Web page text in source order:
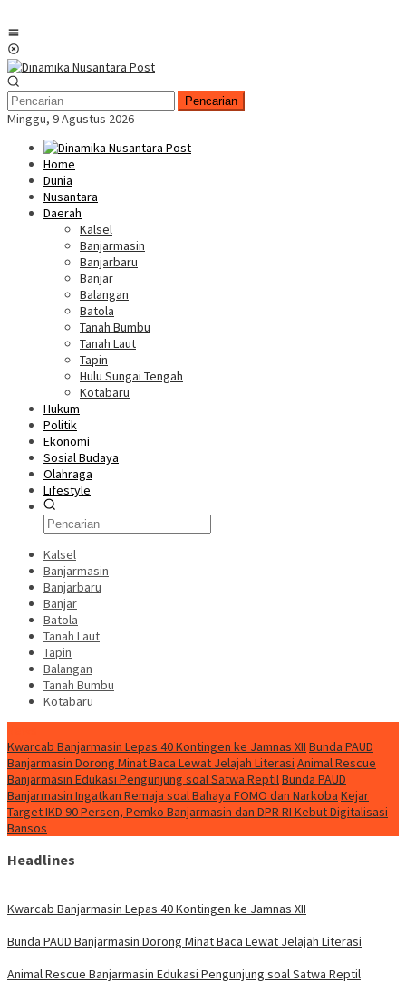
Pencarian
Minggu, 9 Agustus 2026
Home
Dunia
Nusantara
Daerah
Kalsel
Banjarmasin
Banjarbaru
Banjar
Balangan
Batola
Tanah Bumbu
Tanah Laut
Tapin
Hulu Sungai Tengah
Kotabaru
Hukum
Politik
Ekonomi
Sosial Budaya
Olahraga
Lifestyle
Kalsel
Banjarmasin
Banjarbaru
Banjar
Batola
Tanah Laut
Tapin
Balangan
Tanah Bumbu
Kotabaru
Kwarcab Banjarmasin Lepas 40 Kontingen ke Jamnas XII Bunda PAUD
Banjarmasin Dorong Minat Baca Lewat Jelajah Literasi Animal Rescue
Banjarmasin Edukasi Pengunjung soal Satwa ReptilBunda PAUD
Banjarmasin Ingatkan Remaja soal Bahaya FOMO dan Narkoba Kejar
Target IKD 90 Persen, Pemko Banjarmasin dan DPR RI Kebut Digitalisasi
Bansos
Headlines
Kwarcab Banjarmasin Lepas 40 Kontingen ke Jamnas XII
Bunda PAUD Banjarmasin Dorong Minat Baca Lewat Jelajah Literasi
Animal Rescue Banjarmasin Edukasi Pengunjung soal Satwa Reptil